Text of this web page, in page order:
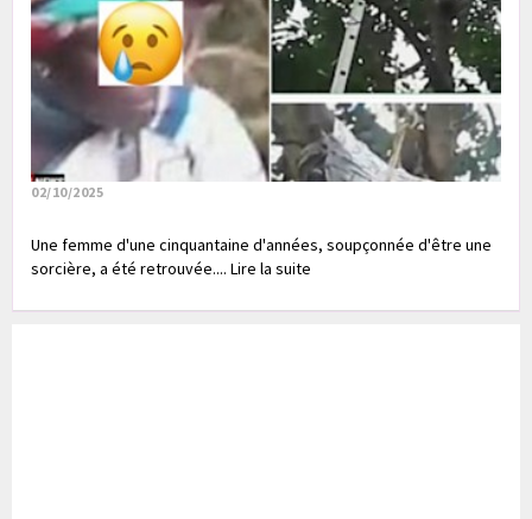
02/10/2025
Une femme d'une cinquantaine d'années, soupçonnée d'être une
sorcière, a été retrouvée.... Lire la suite